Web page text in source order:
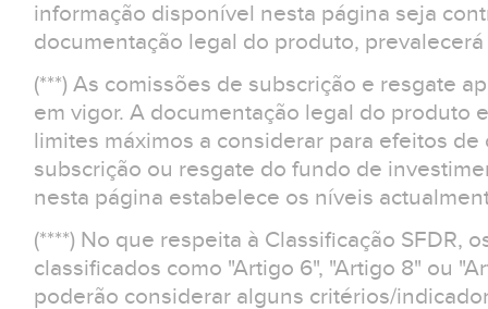
informação disponível nesta página seja
documentação legal do produto,
(***) As comissões de subscrição e resgate
em vigor. A documentação legal do produto
limites máximos a considerar para efeitos
subscrição ou resgate do fundo de
nesta página estabelece os níveis
(****) No que respeita à Classificação SFDR,
classificados como "Artigo 6", "Artigo 8" ou
poderão considerar alguns critérios/